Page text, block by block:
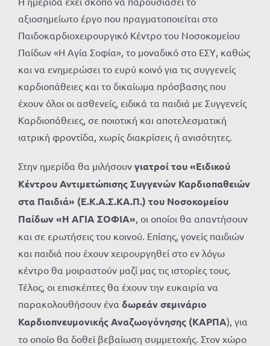
αξιοσημείωτο έργο που πραγματοποιείται στο
Παιδοκαρδιοχειρουργικό Κέντρο του Νοσοκομείου
Παίδων «Η Αγία Σοφία», το μοναδικό στο ΕΣΥ, καθώς
και να ενημερώσει το ευρύ κοινό για τις συγγενείς
καρδιοπάθειες και το δικαίωμα πρόσβασης που
έχουν όλοι οι ασθενείς, ειδικά τα παιδιά με Συγγενείς
Καρδιοπάθειες, σε ποιοτική και αποτελεσματική
ιατρική φροντίδα, χωρίς διακρίσεις ή ανισότητες.
Στην ημερίδα θα μιλήσουν γιατροί του «Ειδικού
Κέντρου Αντιμετώπισης Συγγενών Καρδιοπαθειών
στα Παιδιά» (Ε.Κ.Α.Σ.ΚΑ.Π.) του Νοσοκομείου
Παίδων «Η ΑΓΙΑ ΣΟΦΙΑ», οι οποίοι θα απαντήσουν
και σε ερωτήσεις του κοινού. Επίσης, γονείς παιδιών
και παιδιά που έχουν χειρουργηθεί στο εν λόγω
κέντρο θα μοιραστούν μαζί μας τις ιστορίες τους.
Τέλος, οι επισκέπτες θα έχουν την ευκαιρία να
παρακολουθήσουν ένα δωρεάν σεμινάριο
Καρδιοπνευμονικής Αναζωογόνησης (ΚΑΡΠΑ), για
το οποίο θα δοθεί βεβαίωση συμμετοχής. Στον χώρο